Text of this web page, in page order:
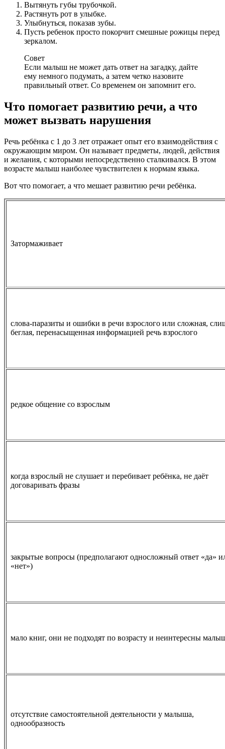
Вытянуть губы трубочкой.
Растянуть рот в улыбке.
Улыбнуться, показав зубы.
Пусть ребенок просто покорчит смешные рожицы перед
зеркалом.
Совет
Если малыш не может дать ответ на загадку, дайте
ему немного подумать, а затем четко назовите
правильный ответ. Со временем он запомнит его.
Что помогает развитию речи, а что
может вызвать нарушения
Речь ребёнка с 1 до 3 лет отражает опыт его взаимодействия с
окружающим миром. Он называет предметы, людей, действия
и желания, с которыми непосредственно сталкивался. В этом
возрасте малыш наиболее чувствителен к нормам языка.
Вот что помогает, а что мешает развитию речи ребёнка.
Затормаживает
слова-паразиты и ошибки в речи взрослого или сложная,
беглая, перенасыщенная информацией речь взрослого
редкое общение со взрослым
когда взрослый не слушает и перебивает ребёнка, не даёт
договаривать фразы
закрытые вопросы (предполагают односложный ответ «да»
«нет»)
мало книг, они не подходят по возрасту и неинтересны
отсутствие самостоятельной деятельности у малыша,
однообразность